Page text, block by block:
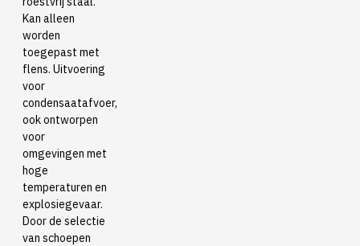
Kan alleen
worden
toegepast met
flens. Uitvoering
voor
condensaatafvoer,
ook ontworpen
voor
omgevingen met
hoge
temperaturen en
explosiegevaar.
Door de selectie
van schoepen